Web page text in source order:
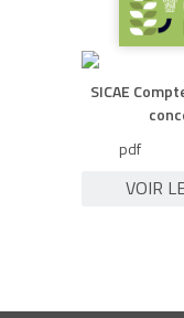
SICAE
pdf
VOIR